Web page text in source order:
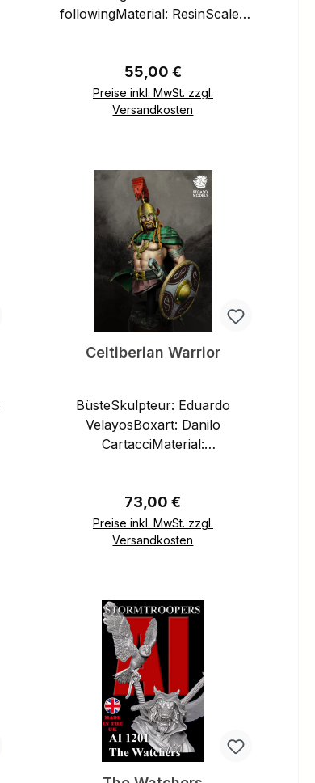
followingMaterial: ResinScale :
Regulärer Preis:
55,00 €
Preise inkl. MwSt. zzgl.
Versandkosten
Celtiberian Warrior
BüsteSkulpteur: Eduardo
VelayosBoxart: Danilo
CartacciMaterial:
Regulärer Preis:
73,00 €
Preise inkl. MwSt. zzgl.
Versandkosten